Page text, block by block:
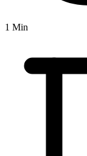
1 Min